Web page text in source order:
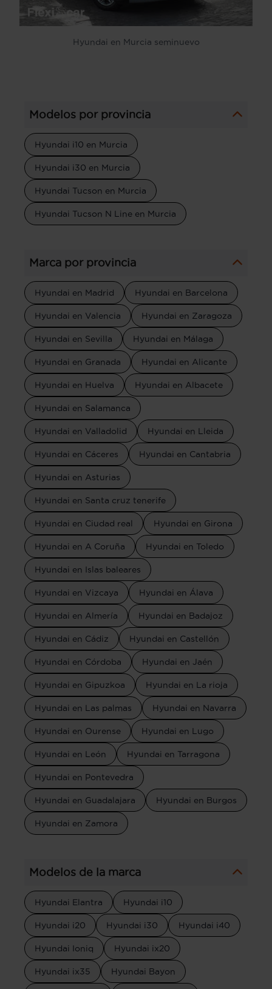
Hyundai en Murcia seminuevo
Modelos por provincia
Hyundai i10 en Murcia
Hyundai i30 en Murcia
Hyundai Tucson en Murcia
Hyundai Tucson N Line en Murcia
Marca por provincia
Hyundai en Madrid Hyundai en Barcelona
Hyundai en Valencia Hyundai en Zaragoza
Hyundai en Sevilla Hyundai en Málaga
Hyundai en Granada Hyundai en Alicante
Hyundai en Huelva Hyundai en Albacete
Hyundai en Salamanca
Hyundai en Valladolid Hyundai en Lleida
Hyundai en Cáceres Hyundai en Cantabria
Hyundai en Asturias
Hyundai en Santa cruz tenerife
Hyundai en Ciudad real Hyundai en Girona
Hyundai en A Coruña Hyundai en Toledo
Hyundai en Islas baleares
Hyundai en Vizcaya Hyundai en Álava
Hyundai en Almería Hyundai en Badajoz
Hyundai en Cádiz Hyundai en Castellón
Hyundai en Córdoba Hyundai en Jaén
Hyundai en Gipuzkoa Hyundai en La rioja
Hyundai en Las palmas Hyundai en Navarra
Hyundai en Ourense Hyundai en Lugo
Hyundai en León Hyundai en Tarragona
Hyundai en Pontevedra
Hyundai en Guadalajara Hyundai en Burgos
Hyundai en Zamora
Modelos de la marca
Hyundai Elantra Hyundai i10
Hyundai i20 Hyundai i30 Hyundai i40
Hyundai Ioniq Hyundai ix20
Hyundai ix35 Hyundai Bayon